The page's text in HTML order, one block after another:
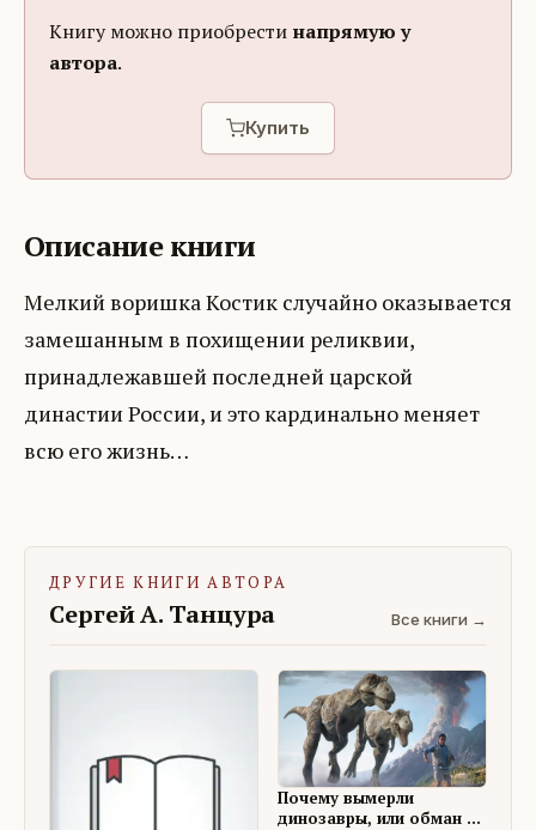
Книгу можно приобрести напрямую у
автора.
Купить
Описание книги
Мелкий воришка Костик случайно оказывается
замешанным в похищении реликвии,
принадлежавшей последней царской
династии России, и это кардинально меняет
всю его жизнь…
ДРУГИЕ КНИГИ АВТОРА
Сергей А. Танцура Все книги →
Почему вымерли
динозавры, или обман на